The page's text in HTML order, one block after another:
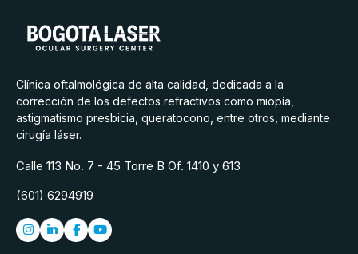
Clínica oftalmológica de alta calidad, dedicada a la
corrección de los defectos refractivos como miopía,
astigmatismo presbicia, queratocono, entre otros, mediante
cirugía láser.
Calle 113 No. 7 - 45 Torre B Of. 1410 y 613
(601) 6294919